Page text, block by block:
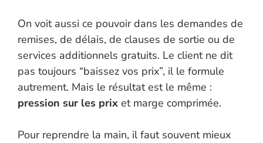
On voit aussi ce pouvoir dans les demandes de
remises, de délais, de clauses de sortie ou de
services additionnels gratuits. Le client ne dit
pas toujours “baissez vos prix”, il le formule
autrement. Mais le résultat est le même :
pression sur les prix et marge comprimée.
Pour reprendre la main, il faut souvent mieux